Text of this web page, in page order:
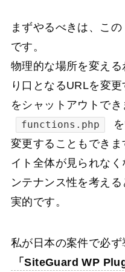
まずやるべきは、こ
です。
物理的な場所を変え
り口となるURLを変
をシャットアウトでき
functions.php
変更することもでき
イト全体が見られな
ンテナンス性を考え
実的です。
私が日本の案件で必
「SiteGuard WP